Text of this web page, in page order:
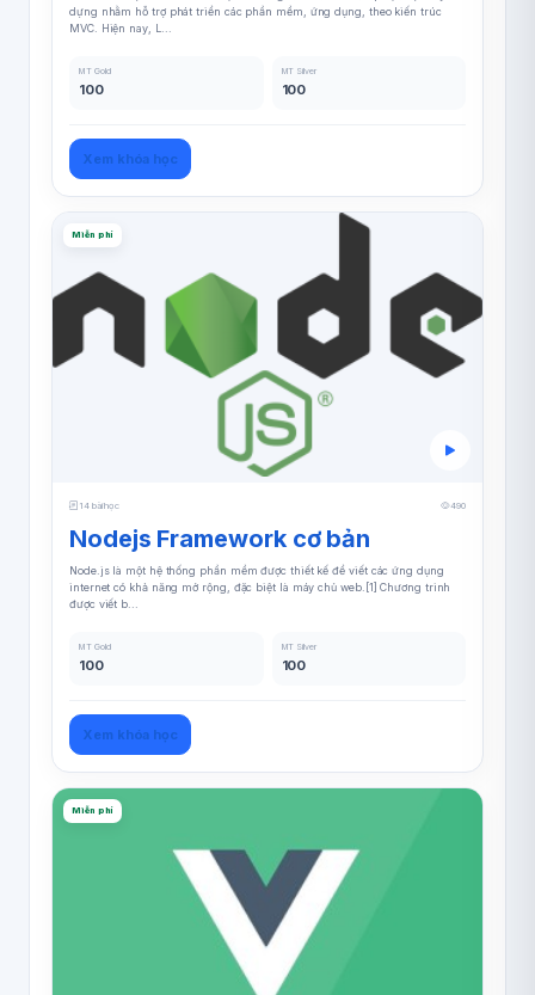
dựng nhằm hỗ trợ phát triển các phần mềm, ứng dụng, theo kiến trúc
MVC. Hiện nay, L...
MT Gold
100
MT Silver
100
Xem khóa học
Miễn phí
14 bài học 490
Nodejs Framework cơ bản
Node.js là một hệ thống phần mềm được thiết kế để viết các ứng dụng
internet có khả năng mở rộng, đặc biệt là máy chủ web.[1] Chương trình
được viết b...
MT Gold
100
MT Silver
100
Xem khóa học
Miễn phí